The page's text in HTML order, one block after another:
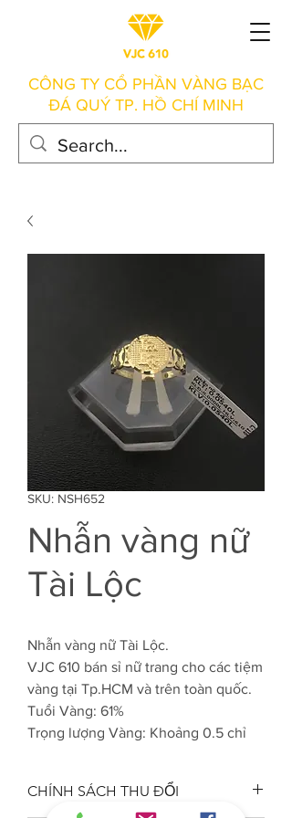
CÔNG TY CỔ PHẦN VÀNG BẠC
ĐÁ QUÝ TP. HỒ CHÍ MINH
SKU: NSH652
Nhẫn vàng nữ
Tài Lộc
Nhẫn vàng nữ Tài Lộc.
VJC 610 bán sỉ nữ trang cho các tiệm
vàng tại Tp.HCM và trên toàn quốc.
Tuổi Vàng: 61%
Trọng lượng Vàng: Khoảng 0.5 chỉ
CHÍNH SÁCH THU ĐỔI